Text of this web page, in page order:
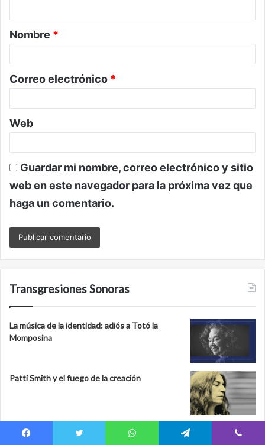
a
r
o
*
Nombre *
Correo electrónico *
Web
Guardar mi nombre, correo electrónico y sitio
web en este navegador para la próxima vez que
haga un comentario.
Transgresiones Sonoras
La música de la identidad: adiós a Totó la
Momposina
Patti Smith y el fuego de la creación
Cuatro décadas (y un piquito) de El Personal